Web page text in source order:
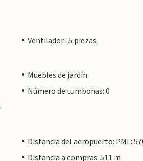
Ventilador : 5 piezas
Muebles de jardín
Número de tumbonas: 0
Distancia del aeropuerto: PMI :
Distancia a compras: 511 m